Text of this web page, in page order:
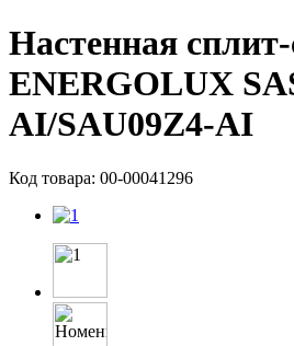
Настенная
ENERGOLUX
AI/SAU09Z4-AI
Код товара: 00-00041296